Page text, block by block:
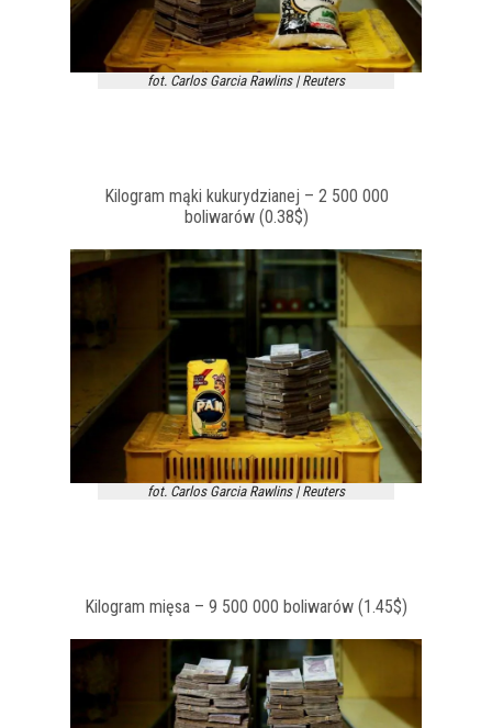
fot. Carlos Garcia Rawlins | Reuters
Kilogram mąki kukurydzianej – 2 500 000
boliwarów (0.38$)
fot. Carlos Garcia Rawlins | Reuters
Kilogram mięsa – 9 500 000 boliwarów (1.45$)